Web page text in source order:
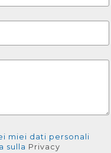
miei dati personali
sulla Privacy